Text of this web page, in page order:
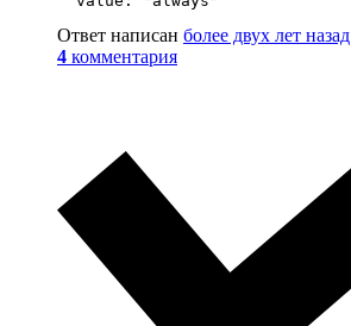
Ответ написан более двух лет назад
4 комментария